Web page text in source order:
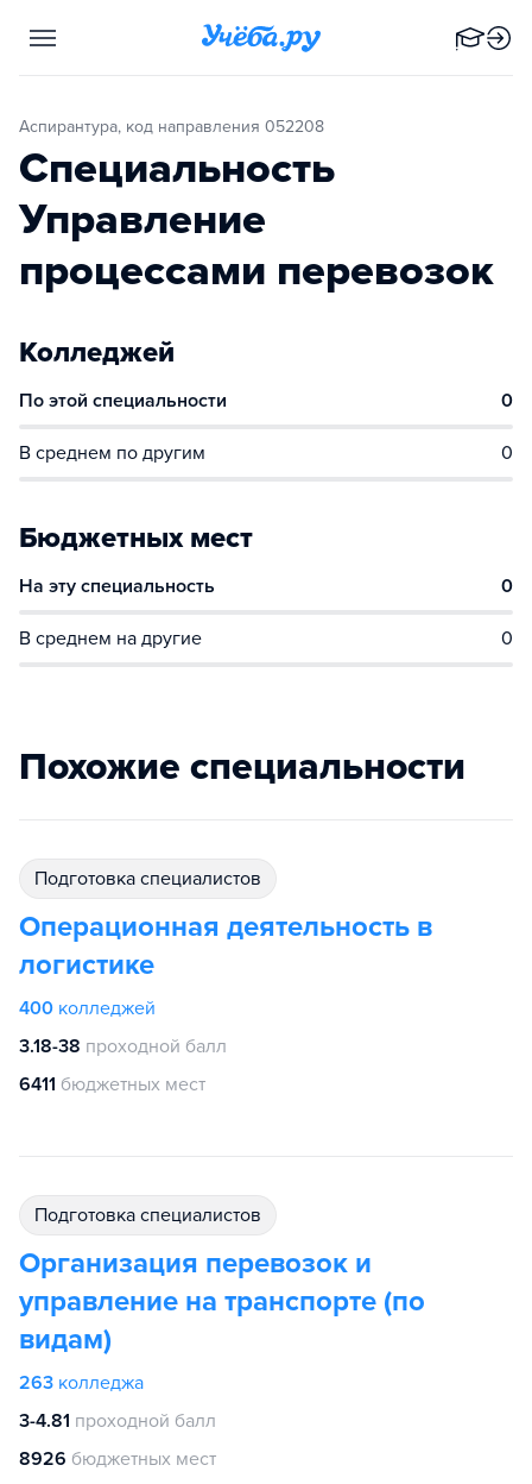
Аспирантура, код направления 052208
Специальность
Управление
процессами перевозок
Колледжей
По этой специальности 0
В среднем по другим 0
Бюджетных мест
На эту специальность 0
В среднем на другие 0
Похожие специальности
подготовка специалистов
Операционная деятельность в
логистике
400 колледжей
3.18-38 проходной балл
6411 бюджетных мест
подготовка специалистов
Организация перевозок и
управление на транспорте (по
видам)
263 колледжа
3-4.81 проходной балл
8926 бюджетных мест